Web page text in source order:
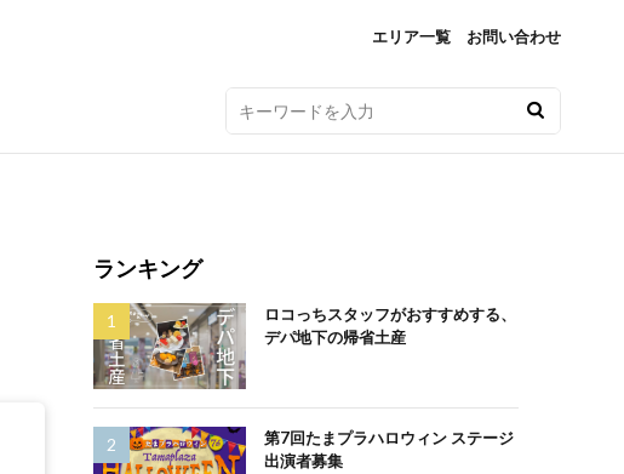
エリア一覧 お問い合わせ
ランキング
ロコっちスタッフがおすすめする、
デパ地下の帰省土産
第7回たまプラハロウィン ステージ
出演者募集